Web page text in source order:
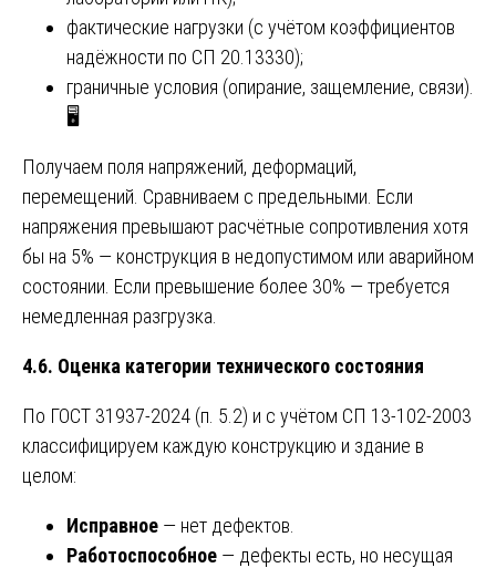
фактические нагрузки (с учётом коэффициентов
надёжности по СП 20.13330);
граничные условия (опирание, защемление, связи).
🖥️
Получаем поля напряжений, деформаций,
перемещений. Сравниваем с предельными. Если
напряжения превышают расчётные сопротивления хотя
бы на 5% — конструкция в недопустимом или аварийном
состоянии. Если превышение более 30% — требуется
немедленная разгрузка.
4.6. Оценка категории технического состояния
По ГОСТ 31937-2024 (п. 5.2) и с учётом СП 13-102-2003
классифицируем каждую конструкцию и здание в
целом:
Исправное — нет дефектов.
Работоспособное — дефекты есть, но несущая